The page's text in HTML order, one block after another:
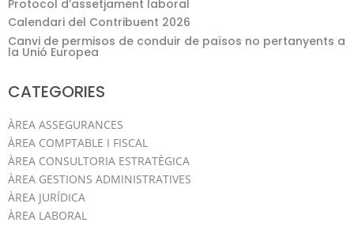
Protocol d’assetjament laboral
Calendari del Contribuent 2026
Canvi de permisos de conduir de països no pertanyents a
la Unió Europea
CATEGORIES
ÀREA ASSEGURANCES
ÀREA COMPTABLE I FISCAL
ÀREA CONSULTORIA ESTRATÈGICA
ÀREA GESTIONS ADMINISTRATIVES
ÀREA JURÍDICA
ÀREA LABORAL